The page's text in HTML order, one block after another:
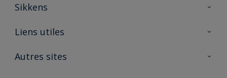
Sikkens
A propos de Sikkens
Liens utiles
Ouvrir un magasin PASS
Autres sites